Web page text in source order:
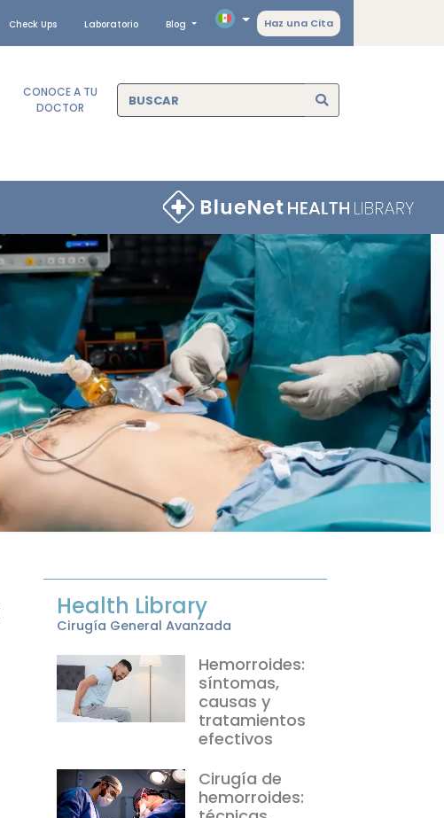
Check Ups Laboratorio Blog Haz una Cita
CONOCE A TU
DOCTOR
Health Library
Cirugía General Avanzada
Hemorroides:
síntomas,
causas y
tratamientos
efectivos
Cirugía de
hemorroides: